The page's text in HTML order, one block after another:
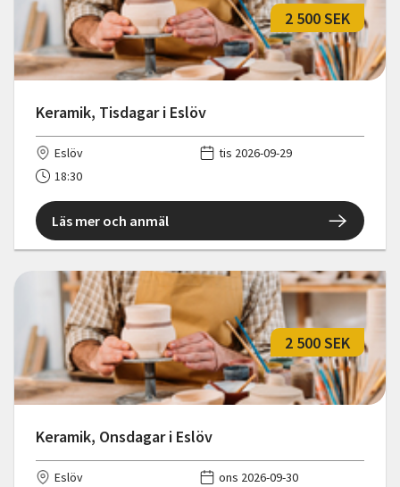
Keramik, Tisdagar i Eslöv
2 500 SEK
Eslöv
tis 2026-09-29
18:30
Läs mer och anmäl
Keramik, Onsdagar i Eslöv
2 500 SEK
Eslöv
ons 2026-09-30